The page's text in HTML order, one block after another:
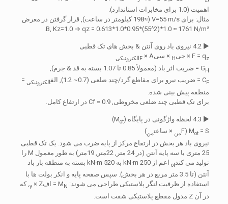
اهمیت (1.0 برای مخابرات استاندارد).
مثال: برای V=55 m/s (≈198 کیلومتر در ساعت), قرار گرفتن در معرض
B, Kz=1.0 → qz = 0.613*1.0*0.95*(55^2)*1.0 ≈ 1761 N/m².
▶ 4.2 نیروی باد روی آنتن & بخش های تک قطبی
F = qz × جیH × سی F × A الکترونیکی
GH
= ضریب اثر باد (معمولاً 0.85 تا 1.07 بسته به قد & جرم),
CF = ضریب نیرو برای مقاطع گرد/چند ضلعی (0.7~ 1.2), الف الکترونیکی =
منطقه پیش بینی شده.
برای تک قطبی چند ضلعی مخروطی, Cf ≈ 0.9 در ارتفاع کامل.
▶ 4.3 لحظه واژگونی در پایگاه (M ot
)
Mot = S (F من × ساعتمن)
نیروی باد هر بخش در ارتفاع مرکز از پایه ضرب می شود. یک تک قطبی
25 متری با سه پایه آنتن (در 24 متر, 22متر, 19متر) به طور معمول M را
تولید می کندot
اعم از 250 kN·m به 520 kN·m بسته به منطقه بار باد
آنتن (تا 3.5 متر مربع در هر بخش). سپس صفحه پایه و انکر بولت ها با
استفاده از ظرفیت لنگر پلاستیکی طراحی می شوند: M N = اف y× Z, که
در آن Z مدول مقطع پلاستیکی شفت است.